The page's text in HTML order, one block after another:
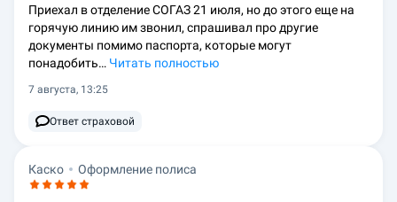
Приехал в отделение СОГАЗ 21 июля, но до этого еще на
горячую линию им звонил, спрашивал про другие
документы помимо паспорта, которые могут
понадобить… Читать полностью
7 августа, 13:25
Ответ страховой
Каско Оформление полиса